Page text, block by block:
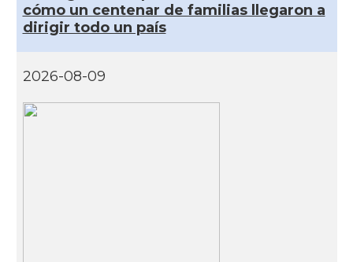
cómo un centenar de familias llegaron a
dirigir todo un país
2026-08-09